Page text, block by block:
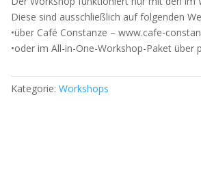
Diese sind ausschließlich auf folgenden
•über Café Constanze – www.cafe-
•oder im All-in-One-Workshop-Paket über
Kategorie: Workshops